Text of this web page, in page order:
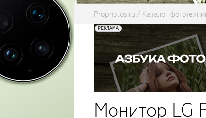
Prophotos.ru Каталог
Монитор LG